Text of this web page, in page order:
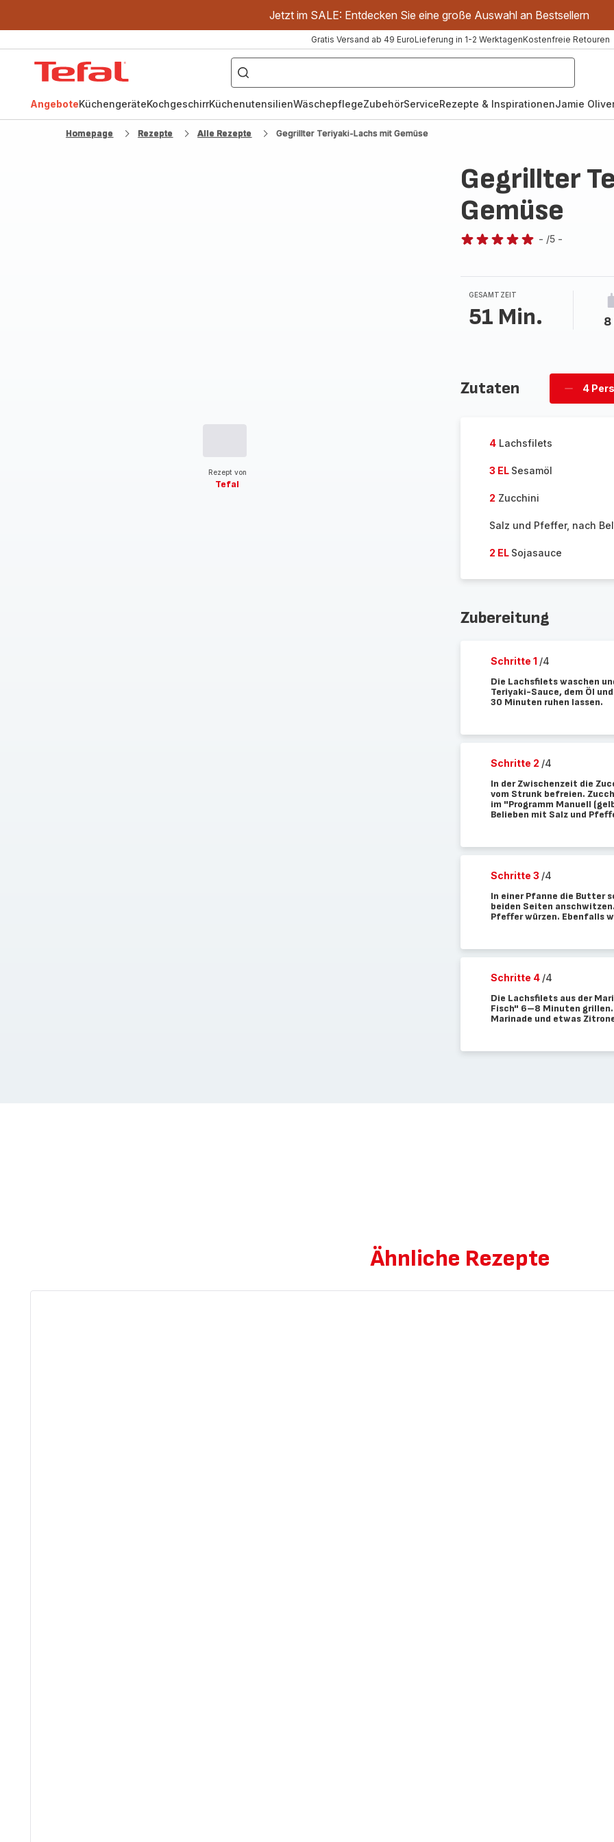
Jetzt im SALE: Entdecken Sie eine große Auswahl an Bestsellern
Gratis Versand ab 49 EuroLieferung in 1-2 WerktagenKostenfreie Retouren
["OptiGrill","Easy
Fry","Pfanne"]
AngeboteKüchengeräteKochgeschirrKüchenutensilienWäschepflegeZubehörServiceRezepte & InspirationenJamie
Homepage Rezepte Alle Rezepte Gegrillter Teriyaki-Lachs mit Gemüse
Rezept von
Tefal
Gegrillter
Gemüse
5
Sternen
(Durchschnitt)
- /5 -
GESAMTZEIT
51 Min. 8
Zutaten
Personen
4
4Lachsfilets
3 EL Sesamöl
2 Zucchini
Salz und Pfeffer, nach
2 EL Sojasauce
Zubereitung
Schritte 1 /4
Die Lachsfilets waschen
Teriyaki-Sauce, dem Öl
30 Minuten ruhen lassen.
Schritte 2 /4
In der Zwischenzeit die
vom Strunk befreien.
im "Programm Manuell
Belieben mit Salz und
Schritte 3 /4
In einer Pfanne die Butter
beiden Seiten
Pfeffer würzen. Ebenfalls
Schritte 4 /4
Die Lachsfilets aus der
Fisch" 6–8 Minuten
Marinade und etwas
Ähnliche Rezepte